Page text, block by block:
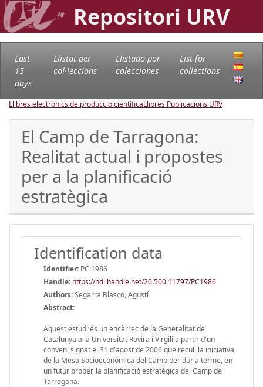
Repositori URV
Last
15
days
Llistat per
col·leccions
Llistado por
colecciones
List for
collections
Llibres electrònics de producció científicaLlibres Publicacions URV
El Camp de Tarragona:
Realitat actual i propostes
per a la planificació
estratègica
Identification data
Identifier: PC:1986
Handle: https://hdl.handle.net/20.500.11797/PC1986
Authors:Segarra Blasco, Agustí
Abstract:
Aquest estudi és un encàrrec de la Generalitat de
Catalunya a la Universitat Rovira i Virgili a partir d'un
conveni signat el 31 d'agost de 2006 que recull la iniciativa
de la Mesa Socioeconòmica del Camp per dur a terme, en
un futur proper, la planificació estratègica del Camp de
Tarragona.